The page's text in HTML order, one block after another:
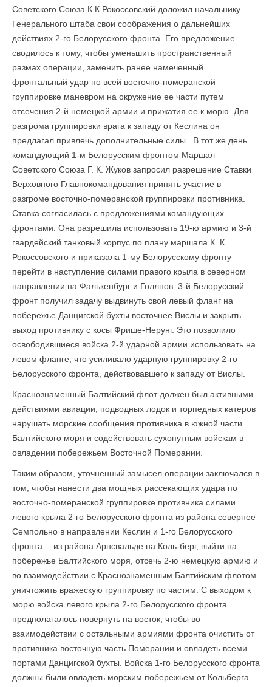
Советского Союза К.К.Рокоссовский доложил начальнику
Генерального штаба свои соображения о дальнейших
действиях 2-го Белорусского фронта. Его предложение
сводилось к тому, чтобы уменьшить пространственный
размах операции, заменить ранее намеченный
фронтальный удар по всей восточно-померанской
группировке маневром на окружение ее части путем
отсечения 2-й немецкой армии и прижатия ее к морю. Для
разгрома группировки врага к западу от Кеслина он
предлагал привлечь дополнительные силы . В тот же день
командующий 1-м Белорусским фронтом Маршал
Советского Союза Г. К. Жуков запросил разрешение Ставки
Верховного Главнокомандования принять участие в
разгроме восточно-померанской группировки противника.
Ставка согласилась с предложения­ми командующих
фронтами. Она разрешила использовать 19-ю армию и 3-й
гвардейский танковый корпус по плану маршала К. К.
Рокоссовского и приказала 1-му Белорусскому фронту
перейти в наступление силами правого крыла в северном
направлении на Фалькенбург и Голлнов. 3-й Белорусский
фронт получил задачу выдвинуть свой левый фланг на
побережье Данцигской бухты восточнее Вислы и закрыть
выход противнику с косы Фрише-Нерунг. Это позволило
освободившиеся войска 2-й ударной армии использовать на
левом фланге, что усиливало ударную группировку 2-го
Белорусского фронта, действовавшего к западу от Вислы.
Краснознаменный Балтийский флот должен был активными
действиями авиации, подводных лодок и торпедных катеров
нарушать морские сообщения противника в южной части
Балтийского моря и содействовать сухопутным войскам в
овладении побережьем Восточной Померании.
Таким образом, уточненный замысел операции заключался в
том, чтобы нанести два мощных рассекающих удара по
восточно-померанской группировке противника силами
левого крыла 2-го Белорусского фронта из района севернее
Семпольно в направлении Кеслин и 1-го Белорусского
фронта —из района Арнсвальде на Коль-берг, выйти на
побережье Балтийского моря, отсечь 2-ю немецкую армию и
во взаимодействии с Краснознаменным Балтийским флотом
уничтожить вражескую группировку по частям. С выходом к
морю войска левого крыла 2-го Белорусского фронта
предполагалось повернуть на восток, чтобы во
взаимодействии с остальными армиями фронта очистить от
противника восточную часть Померании и овладеть всеми
портами Данцигской бухты. Войска 1-го Белорусского фронта
должны были овладеть морским побережьем от Кольберга